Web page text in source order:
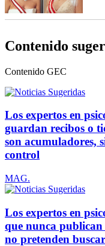
Contenido
Contenido GEC
Los expertos en
guardan recibos o
son acumuladores,
control
MAG.
Los expertos en
que nunca publican
no pretenden